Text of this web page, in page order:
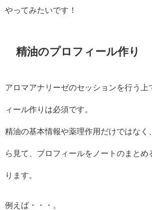
やってみたいです！
精油のプロフィール作り
アロマアナリーゼのセッションを行う上
ィール作りは必須です。
精油の基本情報や薬理作用だけではなく
ら見て、プロフィールをノートのまとめ
ります。
例えば・・・。